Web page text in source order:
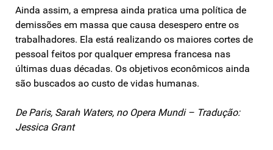
Ainda assim, a empresa ainda pratica uma política de
demissões em massa que causa desespero entre os
trabalhadores. Ela está realizando os maiores cortes de
pessoal feitos por qualquer empresa francesa nas
últimas duas décadas. Os objetivos econômicos ainda
são buscados ao custo de vidas humanas.
De Paris, Sarah Waters, no Opera Mundi – Tradução:
Jessica Grant